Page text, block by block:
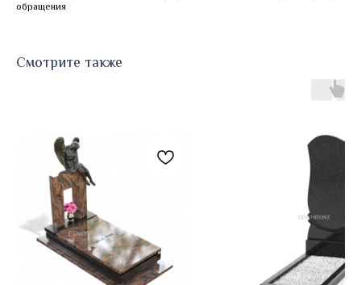
обращения
Смотрите также